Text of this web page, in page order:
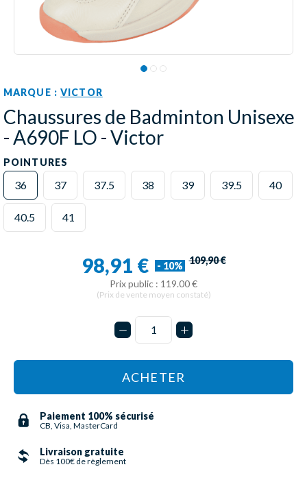
MARQUE :VICTOR
Chaussures de Badminton Unisexe
- A690F LO - Victor
POINTURES
36 37 37.5 38 39 39.5 40
40.5 41
98,91 € - 10% 109,90 €
Prix public : 119.00 €
(Prix de vente moyen constaté)
ACHETER
Paiement 100% sécurisé
CB, Visa, MasterCard
Livraison gratuite
Dès 100€ de règlement